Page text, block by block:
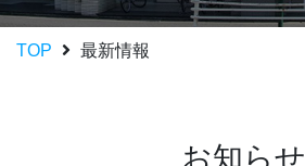
TOP 最新情報
お知らせ